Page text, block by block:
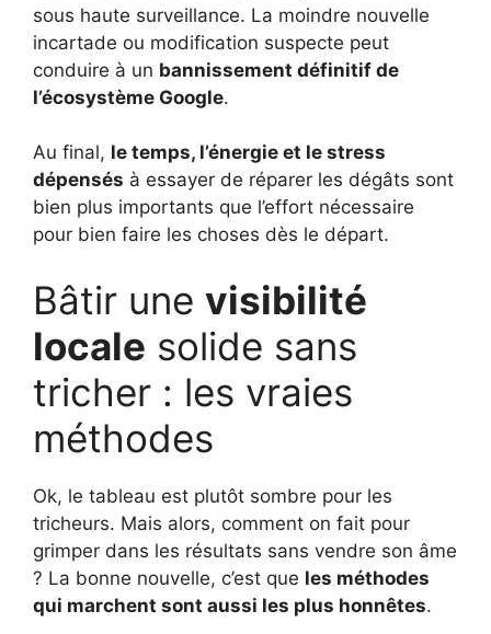
sous haute surveillance. La moindre nouvelle
incartade ou modification suspecte peut
conduire à un bannissement définitif de
l’écosystème Google.
Au final, le temps, l’énergie et le stress
dépensés à essayer de réparer les dégâts sont
bien plus importants que l’effort nécessaire
pour bien faire les choses dès le départ.
Bâtir une visibilité
locale solide sans
tricher : les vraies
méthodes
Ok, le tableau est plutôt sombre pour les
tricheurs. Mais alors, comment on fait pour
grimper dans les résultats sans vendre son âme
? La bonne nouvelle, c’est que les méthodes
qui marchent sont aussi les plus honnêtes.